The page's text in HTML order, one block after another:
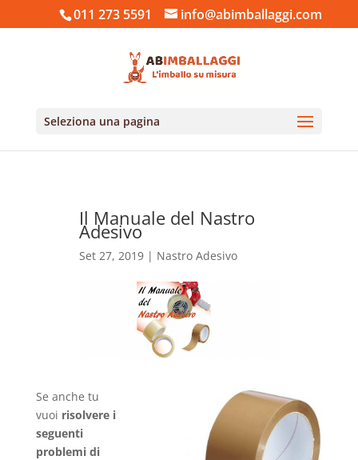
011 273 5591 info@abimballaggi.com
Seleziona una pagina
Il Manuale del Nastro
Adesivo
Set 27, 2019| Nastro Adesivo
Se anche tu
vuoi risolvere i
seguenti
problemi di